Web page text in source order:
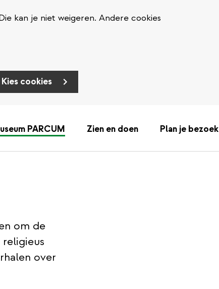
kan je niet weigeren. Andere cookies
Kies cookies
PARCUM Zien en doen Plan je bezoek
om de
over